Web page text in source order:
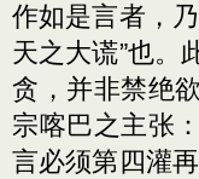
作如是言者，
天之大谎”也。
贪，并非禁绝
宗喀巴之主张
言必须第四灌